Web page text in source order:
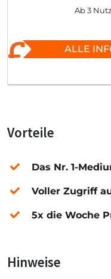
Ab 3
ALLE
Vorteile
Das Nr. 1-
Voller Zugriff
5x die Woche
Hinweise